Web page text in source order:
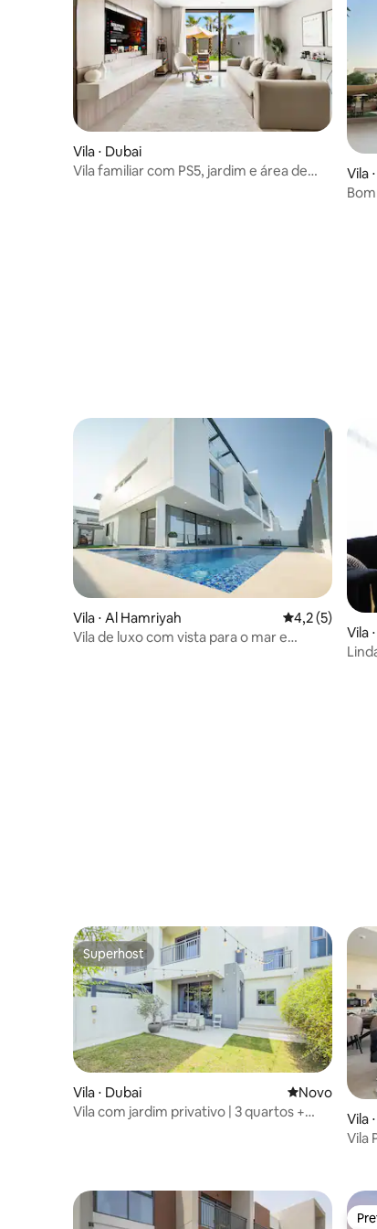
Vila ⋅ Dubai
Vila familiar com PS5, jardim e área de
Vila
Vila ⋅ Al Hamriyah 4,2 de uma
4,2 (5)
Vila de luxo com vista para o mar e
Vila
Superhost
Superhost
Vila ⋅ Dubai Novo lugar
Novo
Vila com jardim privativo | 3 quartos +
Vila
Vila